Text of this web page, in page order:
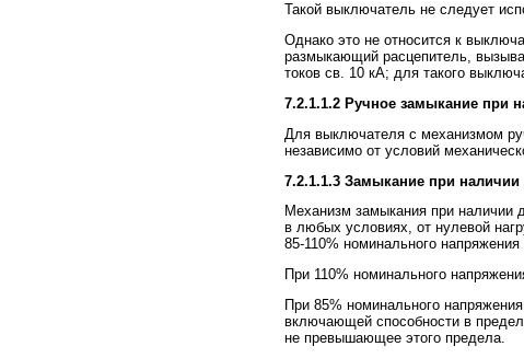
Такой выключатель не следует
Однако это не относится к
размыкающий расцепитель,
токов св. 10 кА; для такого
7.2.1.1.2 Ручное замыкание при
Для выключателя с механизмом
независимо от условий
7.2.1.1.3 Замыкание при наличии
Механизм замыкания при наличии
в любых условиях, от нулевой
85-110% номинального
При 110% номинального
При 85% номинального
включающей способности в
не превышающее этого предела.